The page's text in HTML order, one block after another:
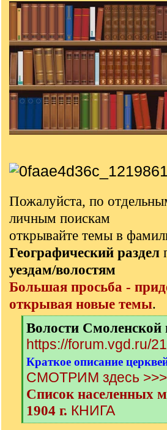
Пожалуйста, по
личным поискам
открывайте темы в
Географический раздел
уездам/волостям
Большая просьба -
открывая новые темы.
[
q
]
Волости Смоленской
https://forum.vgd.ru/
Краткое описание
СМОТРИМ здесь >>>
Список населенных
1904 г. КНИГА
[